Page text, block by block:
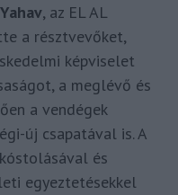
, az EL AL
a résztvevőket,
képviselet
a meglévő és
a vendégek
új csapatával is. A
és
egyeztetésekkel